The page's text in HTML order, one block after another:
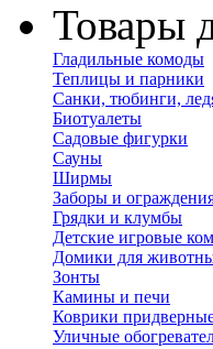
Товары
Гладильные комоды
Теплицы и парники
Санки, тюбинги,
Биотуалеты
Садовые фигурки
Сауны
Ширмы
Заборы и
Грядки и клумбы
Детские игровые
Домики для
Зонты
Камины и печи
Коврики
Уличные